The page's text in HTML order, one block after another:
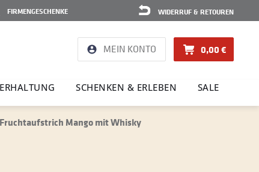
WIDERRUF & RETOUREN
FIRMENGESCHENKE
MEIN KONTO 0,00 €
SCHENKEN & ERLEBEN SALE
Fruchtaufstrich Mango mit Whisky